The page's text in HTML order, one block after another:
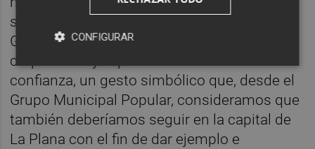
salarial del 0,9 por ciento anunciada por el
Gobierno de España a los diputados de la
corporación y al personal eventual o de
confianza, un gesto simbólico que, desde el
Grupo Municipal Popular, consideramos que
también deberíamos seguir en la capital de
La Plana con el fin de dar ejemplo e
CONFIGURAR